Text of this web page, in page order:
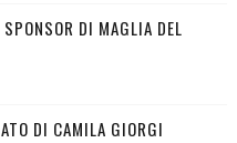
DI MAGLIA DEL
DI CAMILA GIORGI